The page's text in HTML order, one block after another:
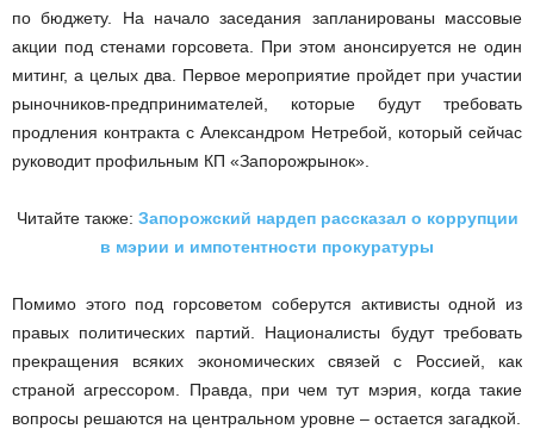
по бюджету. На начало заседания запланированы массовые
акции под стенами горсовета. При этом анонсируется не один
митинг, а целых два. Первое мероприятие пройдет при участии
рыночников-предпринимателей, которые будут требовать
продления контракта с Александром Нетребой, который сейчас
руководит профильным КП «Запорожрынок».
Читайте также: Запорожский нардеп рассказал о коррупции
в мэрии и импотентности прокуратуры
Помимо этого под горсоветом соберутся активисты одной из
правых политических партий. Националисты будут требовать
прекращения всяких экономических связей с Россией, как
страной агрессором. Правда, при чем тут мэрия, когда такие
вопросы решаются на центральном уровне – остается загадкой.